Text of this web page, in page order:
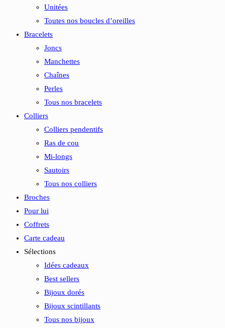
Unitées
Toutes nos boucles d’oreilles
Bracelets
Joncs
Manchettes
Chaînes
Perles
Tous nos bracelets
Colliers
Colliers pendentifs
Ras de cou
Mi-longs
Sautoirs
Tous nos colliers
Broches
Pour lui
Coffrets
Carte cadeau
Sélections
Idées cadeaux
Best sellers
Bijoux dorés
Bijoux scintillants
Tous nos bijoux